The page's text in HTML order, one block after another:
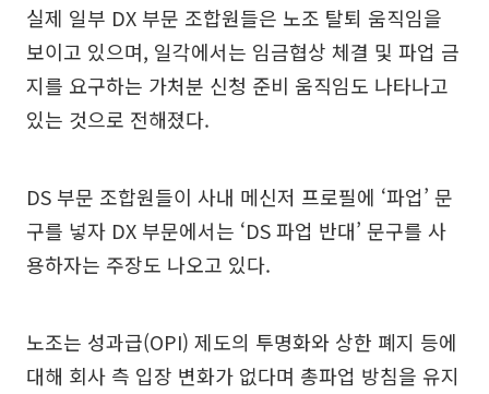
실제 일부 DX 부문 조합원들은 노조 탈퇴 움직임을
보이고 있으며, 일각에서는 임금협상 체결 및 파업 금
지를 요구하는 가처분 신청 준비 움직임도 나타나고
있는 것으로 전해졌다.
DS 부문 조합원들이 사내 메신저 프로필에 ‘파업’ 문
구를 넣자 DX 부문에서는 ‘DS 파업 반대’ 문구를 사
용하자는 주장도 나오고 있다.
노조는 성과급(OPI) 제도의 투명화와 상한 폐지 등에
대해 회사 측 입장 변화가 없다며 총파업 방침을 유지